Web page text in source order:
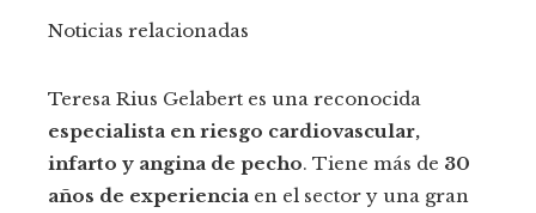
Noticias relacionadas
Teresa Rius Gelabert es una reconocida
especialista en riesgo cardiovascular,
infarto y angina de pecho. Tiene más de 30
años de experiencia en el sector y una gran